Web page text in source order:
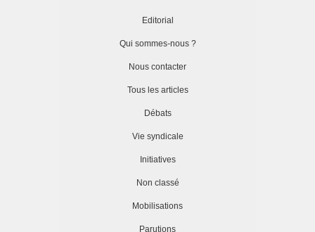
Editorial
Qui sommes-nous ?
Nous contacter
Tous les articles
Débats
Vie syndicale
Initiatives
Non classé
Mobilisations
Parutions